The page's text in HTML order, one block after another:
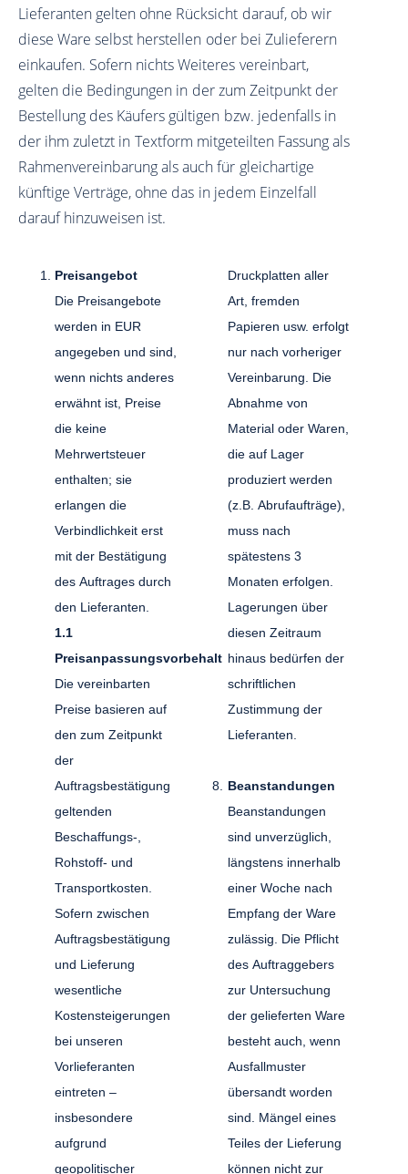
Lieferanten gelten ohne Rücksicht darauf, ob wir
diese Ware selbst herstellen oder bei Zulieferern
einkaufen. Sofern nichts Weiteres vereinbart,
gelten die Bedingungen in der zum Zeitpunkt der
Bestellung des Käufers gültigen bzw. jedenfalls in
der ihm zuletzt in Textform mitgeteilten Fassung als
Rahmenvereinbarung als auch für gleichartige
künftige Verträge, ohne das in jedem Einzelfall
darauf hinzuweisen ist.
Preisangebot
Die Preisangebote
werden in EUR
angegeben und sind,
wenn nichts anderes
erwähnt ist, Preise
die keine
Mehrwertsteuer
enthalten; sie
erlangen die
Verbindlichkeit erst
mit der Bestätigung
des Auftrages durch
den Lieferanten.
1.1
Preisanpassungsvorbehalt
Die vereinbarten
Preise basieren auf
den zum Zeitpunkt
der
Auftragsbestätigung
geltenden
Beschaffungs-,
Rohstoff- und
Transportkosten.
Sofern zwischen
Auftragsbestätigung
und Lieferung
wesentliche
Kostensteigerungen
bei unseren
Vorlieferanten
eintreten –
insbesondere
aufgrund
geopolitischer
Druckplatten aller
Art, fremden
Papieren usw. erfolgt
nur nach vorheriger
Vereinbarung. Die
Abnahme von
Material oder Waren,
die auf Lager
produziert werden
(z.B. Abrufaufträge),
muss nach
spätestens 3
Monaten erfolgen.
Lagerungen über
diesen Zeitraum
hinaus bedürfen der
schriftlichen
Zustimmung der
Lieferanten.
Beanstandungen
Beanstandungen
sind unverzüglich,
längstens innerhalb
einer Woche nach
Empfang der Ware
zulässig. Die Pflicht
des Auftraggebers
zur Untersuchung
der gelieferten Ware
besteht auch, wenn
Ausfallmuster
übersandt worden
sind. Mängel eines
Teiles der Lieferung
können nicht zur